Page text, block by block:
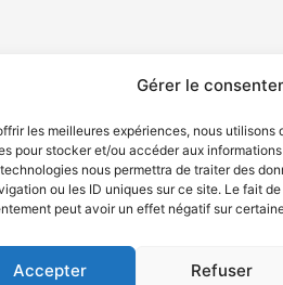
Gérer le
les meilleures expériences, nous
pour stocker et/ou accéder aux
nous permettra de traiter des
ou les ID uniques sur ce site. Le fait
peut avoir un effet négatif sur
Accepter Refuser
de services Politique de